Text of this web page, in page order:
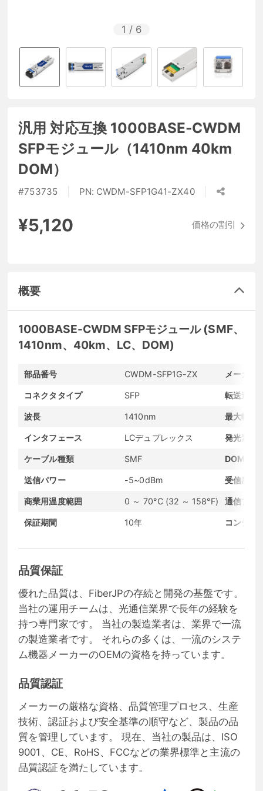
1 / 6
汎用 対応互換 1000BASE-CWDM
SFPモジュール（1410nm 40km
DOM）
#753735 PN: CWDM-SFP1G41-ZX40
¥5,120 価格の割引
概要
1000BASE-CWDM SFPモジュール (SMF、
1410nm、40km、LC、DOM)
部品番号 CWDM-SFP1G-ZX メーカー
コネクタタイプ SFP 転送速度
波長 1410nm 最大転送
インタフェース LCデュプレックス 発光素子
ケーブル種類 SMF DOMサ
送信パワー -5~0dBm 受信感度
商業用温度範囲 0 ～ 70°C (32 ～ 158°F) 通信プロ
保証期間 10年 コンディ
品質保証
優れた品質は、FiberJPの存続と開発の基盤です。
当社の運用チームは、光通信業界で長年の経験を
持つ専門家です。 当社の製造業者は、業界で一流
の製造業者です。 それらの多くは、一流のシステ
ム機器メーカーのOEMの資格を持っています。
品質認証
メーカーの厳格な資格、品質管理プロセス、生産
技術、認証および安全基準の順守など、製品の品
質を管理しています。 現在、当社の製品は、ISO
9001、CE、RoHS、FCCなどの業界標準と主流の
品質認証を満たしています。